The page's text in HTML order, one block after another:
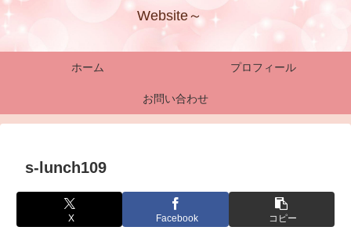
Website～
ホーム プロフィール
お問い合わせ
s-lunch109
X Facebook コピー